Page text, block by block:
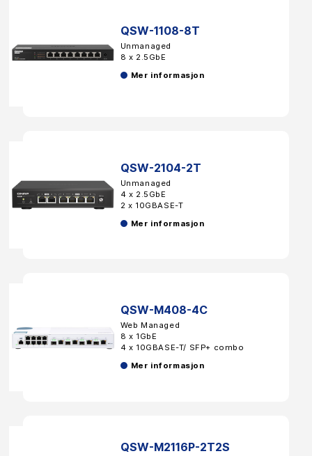
QSW-1108-8T
Unmanaged
8 x 2.5GbE
Mer informasjon
QSW-2104-2T
Unmanaged
4 x 2.5GbE
2 x 10GBASE-T
Mer informasjon
QSW-M408-4C
Web Managed
8 x 1GbE
4 x 10GBASE-T/ SFP+ combo
Mer informasjon
QSW-M2116P-2T2S